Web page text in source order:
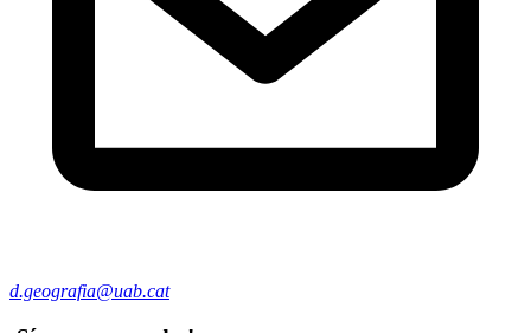
d.geografia@uab.cat